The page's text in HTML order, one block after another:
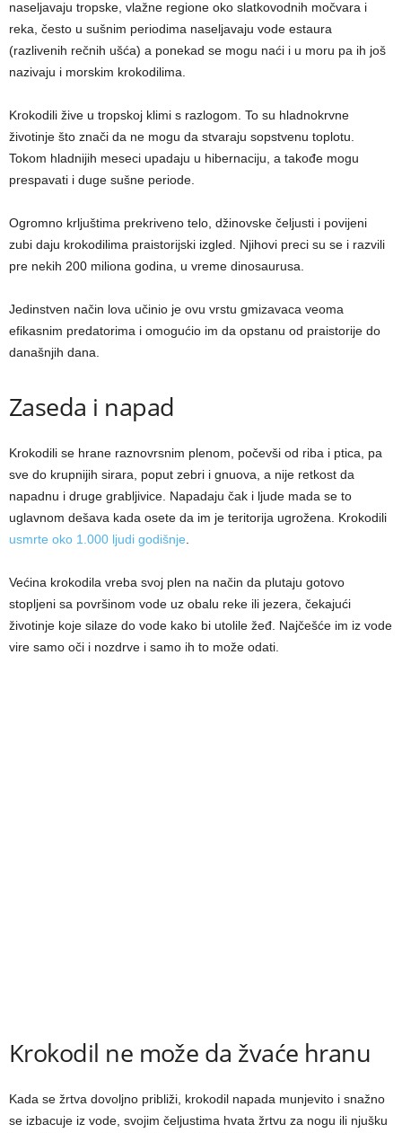
naselјavaju tropske, vlažne regione oko slatkovodnih močvara i
reka, često u sušnim periodima naseljavaju vode estaura
(razlivenih rečnih ušća) a ponekad se mogu naći i u moru pa ih još
nazivaju i morskim krokodilima.
Krokodili žive u tropskoj klimi s razlogom. To su hladnokrvne
životinje što znači da ne mogu da stvaraju sopstvenu toplotu.
Tokom hladnijih meseci upadaju u hibernaciju, a takođe mogu
prespavati i duge sušne periode.
Ogromno krljuštima prekriveno telo, džinovske čeljusti i povijeni
zubi daju krokodilima praistorijski izgled. Njihovi preci su se i razvili
pre nekih 200 miliona godina, u vreme dinosaurusa.
Jedinstven način lova učinio je ovu vrstu gmizavaca veoma
efikasnim predatorima i omogućio im da opstanu od praistorije do
današnjih dana.
Zaseda i napad
Krokodili se hrane raznovrsnim plenom, počevši od riba i ptica, pa
sve do krupnijih sirara, poput zebri i gnuova, a nije retkost da
napadnu i druge grabljivice. Napadaju čak i ljude mada se to
uglavnom dešava kada osete da im je teritorija ugrožena. Krokodili
usmrte oko 1.000 ljudi godišnje
Većina krokodila vreba svoj plen na način da plutaju gotovo
stopljeni sa površinom vode uz obalu reke ili jezera, čekajući
životinje koje silaze do vode kako bi utolile žeđ. Najčešće im iz vode
vire samo oči i nozdrve i samo ih to može odati.
Krokodil ne može da žvaće hranu
Kada se žrtva dovoljno približi, krokodil napada munjevito i snažno
se izbacuje iz vode, svojim čeljustima hvata žrtvu za nogu ili njušku